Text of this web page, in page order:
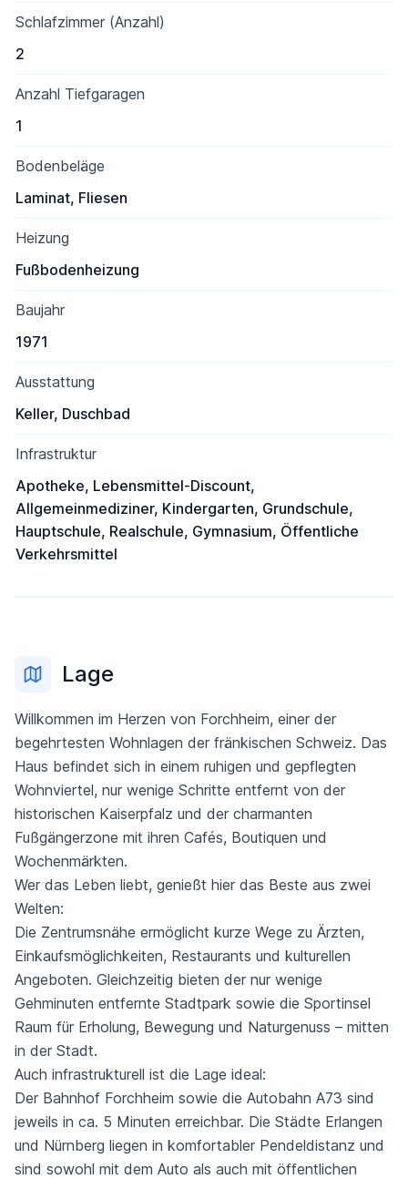
Schlafzimmer (Anzahl)
2
Anzahl Tiefgaragen
1
Bodenbeläge
Laminat, Fliesen
Heizung
Fußbodenheizung
Baujahr
1971
Ausstattung
Keller, Duschbad
Infrastruktur
Apotheke, Lebensmittel-Discount,
Allgemeinmediziner, Kindergarten, Grundschule,
Hauptschule, Realschule, Gymnasium, Öffentliche
Verkehrsmittel
Lage
Willkommen im Herzen von Forchheim, einer der
begehrtesten Wohnlagen der fränkischen Schweiz. Das
Haus befindet sich in einem ruhigen und gepflegten
Wohnviertel, nur wenige Schritte entfernt von der
historischen Kaiserpfalz und der charmanten
Fußgängerzone mit ihren Cafés, Boutiquen und
Wochenmärkten.
Wer das Leben liebt, genießt hier das Beste aus zwei
Welten:
Die Zentrumsnähe ermöglicht kurze Wege zu Ärzten,
Einkaufsmöglichkeiten, Restaurants und kulturellen
Angeboten. Gleichzeitig bieten der nur wenige
Gehminuten entfernte Stadtpark sowie die Sportinsel
Raum für Erholung, Bewegung und Naturgenuss – mitten
in der Stadt.
Auch infrastrukturell ist die Lage ideal:
Der Bahnhof Forchheim sowie die Autobahn A73 sind
jeweils in ca. 5 Minuten erreichbar. Die Städte Erlangen
und Nürnberg liegen in komfortabler Pendeldistanz und
sind sowohl mit dem Auto als auch mit öffentlichen